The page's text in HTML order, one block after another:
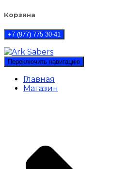
Корзина
+7 (977) 775 30-41
Переключить навигацию
Главная
Магазин